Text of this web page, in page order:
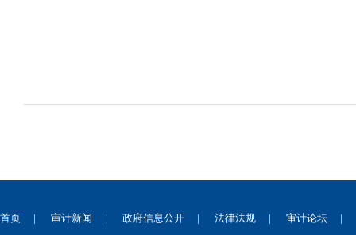
首页 | 审计新闻 | 政府信息公开 | 法律法规 | 审计论坛